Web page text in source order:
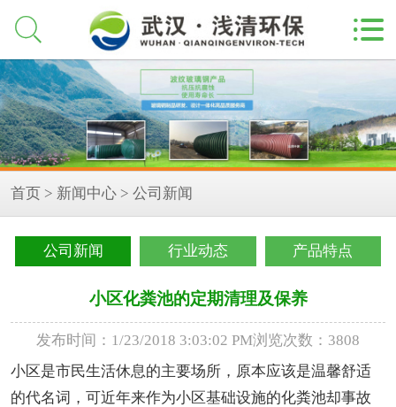


首页 > 新闻中心 > 公司新闻
公司新闻 行业动态 产品特点
小区化粪池的定期清理及保养
发布时间：1/23/2018 3:03:02 PM浏览次数：3808
小区是市民生活休息的主要场所，原本应该是温馨舒适
的代名词，可近年来作为小区基础设施的化粪池却事故